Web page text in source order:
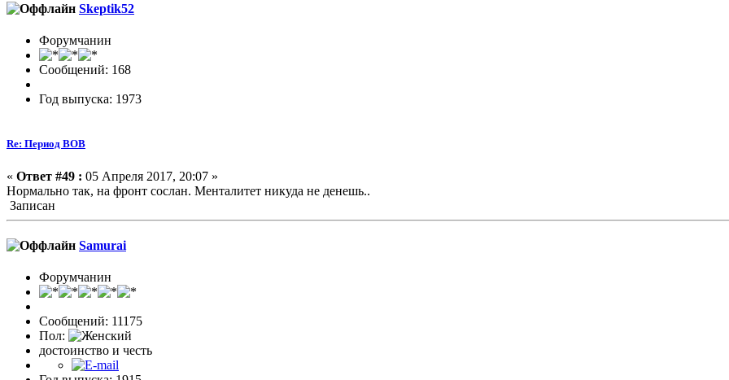
Skeptik52
Форумчанин
Сообщений: 168
Год выпуска: 1973
Re: Период ВОВ
« Ответ #49 : 05 Апреля 2017, 20:07 »
Нормально так, на фронт сослан. Менталитет никуда не денешь..
Записан
Samurai
Форумчанин
Сообщений: 11175
Пол:
достоинство и честь